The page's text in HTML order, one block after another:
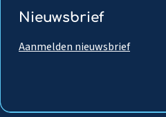
Nieuwsbrief
Aanmelden nieuwsbrief